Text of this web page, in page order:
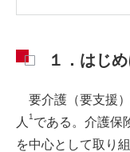
１．はじ
要介護（要支援
人 1 である。介護保
を中心として取り